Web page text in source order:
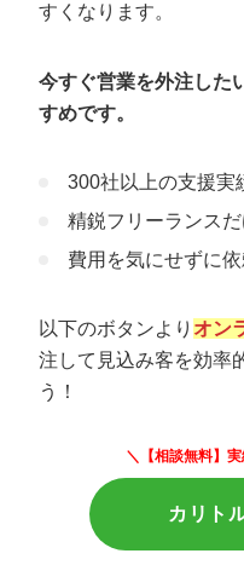
すくなります。
今すぐ営業を外注した
すめです。
300社以上の支援実
精鋭フリーランス
費用を気にせずに
以下のボタンより オン
注して見込み客を効率
う！
＼【相談無料】
カリト